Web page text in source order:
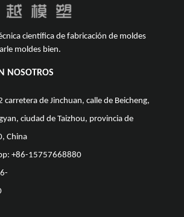
científica de fabricación de moldes
moldes bien.
NOSOTROS
carretera de Jinchuan, calle de Beicheng,
ciudad de Taizhou, provincia de
China
+86-15757668880